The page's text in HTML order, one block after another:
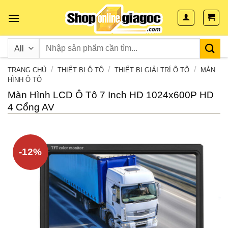
TRANG CHỦ / THIẾT BỊ Ô TÔ / THIẾT BỊ GIẢI TRÍ Ô TÔ /
MÀN
HÌNH Ô TÔ
Màn Hình LCD Ô Tô 7 Inch HD 1024x600P HD
4 Cổng AV
-12%